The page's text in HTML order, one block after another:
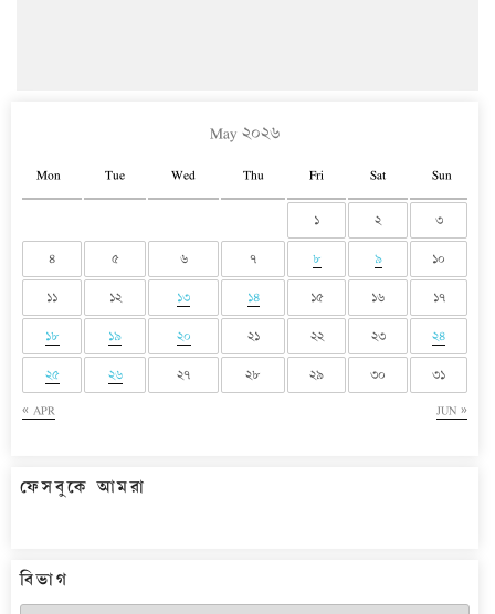
May ২০২৬
Mon Tue Wed Thu Fri Sat Sun
« APR JUN »
১ ২ ৩
৪ ৫ ৬ ৭ ৮ ৯ ১০
১১ ১২ ১৩ ১৪ ১৫ ১৬ ১৭
১৮ ১৯ ২০ ২১ ২২ ২৩ ২৪
২৫ ২৬ ২৭ ২৮ ২৯ ৩০ ৩১
ফেসবুকে আমরা
বিভাগ